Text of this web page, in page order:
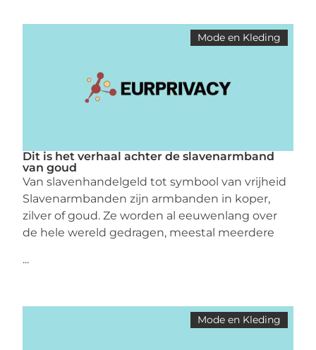
Mode en Kleding
Dit is het verhaal achter de slavenarmband
van goud
Van slavenhandelgeld tot symbool van vrijheid
Slavenarmbanden zijn armbanden in koper,
zilver of goud. Ze worden al eeuwenlang over
de hele wereld gedragen, meestal meerdere
...
Mode en Kleding